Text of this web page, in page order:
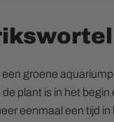
groene
plant is in het
eenmaal een tijd